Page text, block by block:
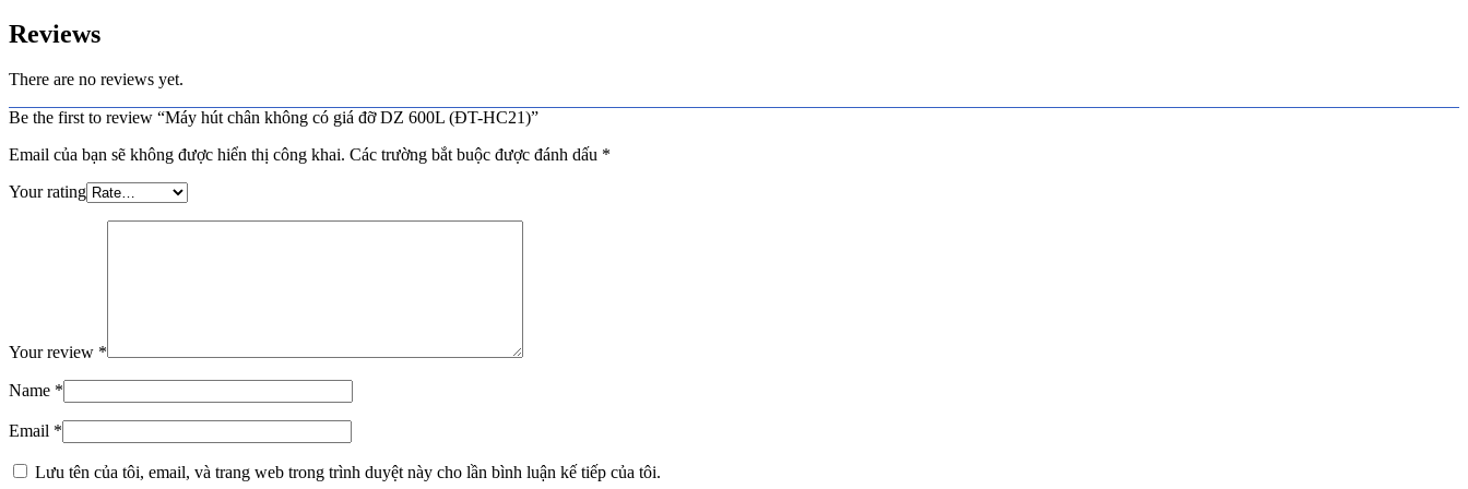
Reviews
There are no reviews yet.
Be the first to review “Máy hút chân không có giá đỡ DZ 600L (ĐT-HC21)”
Email của bạn sẽ không được hiển thị công khai. Các trường bắt buộc được đánh dấu *
Your rating
Your review *
Name *
Email *
Lưu tên của tôi, email, và trang web trong trình duyệt này cho lần bình luận kế tiếp của tôi.